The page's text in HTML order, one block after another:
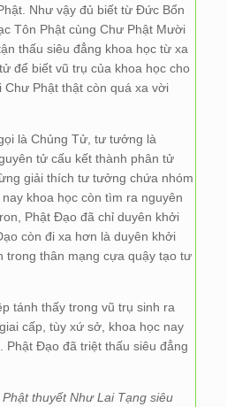
Như vậy đủ biết từ Đức Bổn
Tôn Phật cùng Chư Phật Mười
thấu siêu đẳng khoa học từ xa
để biết vũ trụ của khoa học cho
Chư Phật thật còn quá xa vời
là Chủng Tử, tư tưởng là
tử cấu kết thành phân tử
giải thích tư tưởng chứa nhóm
khoa học còn tìm ra nguyên
Phật Đạo đã chỉ duyên khởi
còn đi xa hơn là duyên khởi
trong thân mạng cựa quậy tạo tư
tánh thấy trong vũ trụ sinh ra
cấp, tùy xứ sở, khoa học nay
Phật Đạo đã triệt thấu siêu đẳng
thuyết Như Lai Tạng siêu